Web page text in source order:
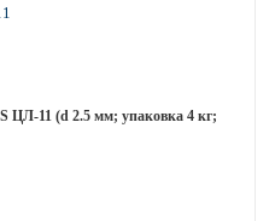
ЦЛ-11 (d 2.5 мм; упаковка 4 кг;